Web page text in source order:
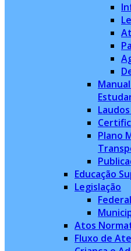
Plano
Educação
Legislação
Federal
Atos
Fluxo de